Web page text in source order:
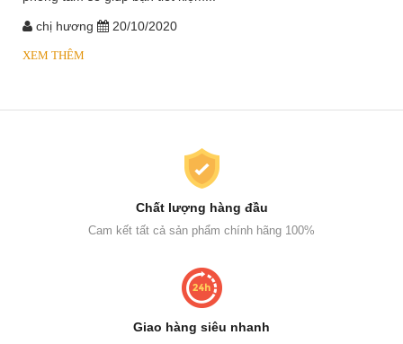
chị hương 20/10/2020
XEM THÊM
Chất lượng hàng đầu
Cam kết tất cả sản phẩm chính hãng 100%
Giao hàng siêu nhanh